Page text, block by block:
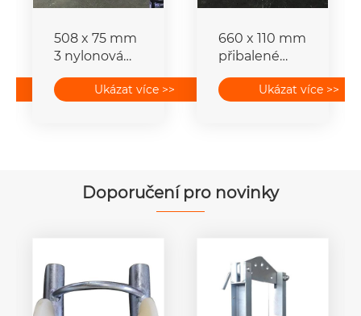
508 x 75 mm
3 nylonová
kolečka
přibalenéUkázat více >>
660 x 110 mm
přibalené
vodičové
strunovéUkázat více >>
Doporučení pro novinky